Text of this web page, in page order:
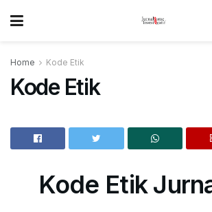
Home Kode Etik
Kode Etik
Kode Etik